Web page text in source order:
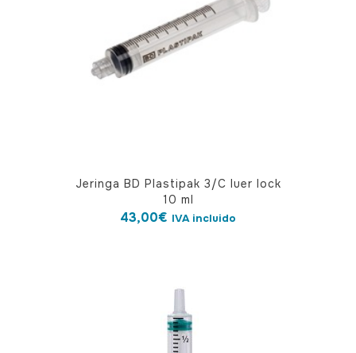
Jeringa BD Plastipak 3/C luer lock
10 ml
43,00€ IVA incluido